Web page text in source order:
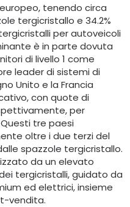
tenendo circa
tergicristallo e 34.2%
per autoveicoli
è in parte dovuta
di livello 1 come
leader di sistemi di
Unito e la Francia
con quote di
per
tre paesi
oltre i due terzi del
spazzole tergicristallo.
da un elevato
tergicristalli, guidato da
ed elettrici, insieme
vendita.